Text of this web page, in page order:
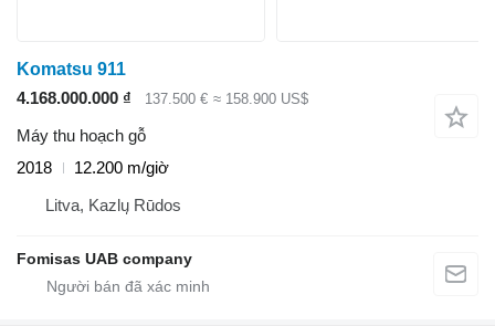
Komatsu 911
4.168.000.000 ₫
137.500 € ≈ 158.900 US$
Máy thu hoạch gỗ
2018
12.200 m/giờ
Litva, Kazlų Rūdos
Fomisas UAB company